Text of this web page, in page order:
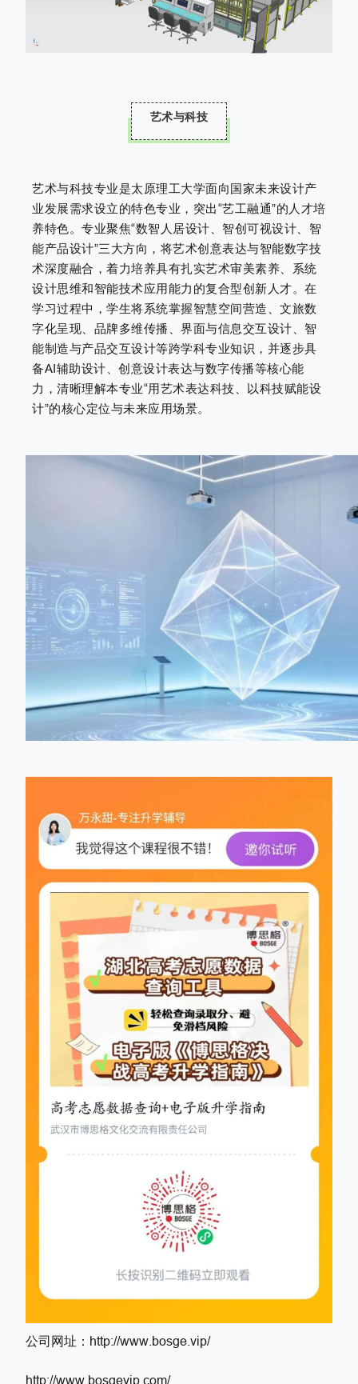
艺术与科技
艺术与科技专业是太原理工大学面向国家未来设计产
业发展需求设立的特色专业，突出“艺工融通”的人才培
养特色。专业聚焦“数智人居设计、智创可视设计、智
能产品设计”三大方向，将艺术创意表达与智能数字技
术深度融合，着力培养具有扎实艺术审美素养、系统
设计思维和智能技术应用能力的复合型创新人才。在
学习过程中，学生将系统掌握智慧空间营造、文旅数
字化呈现、品牌多维传播、界面与信息交互设计、智
能制造与产品交互设计等跨学科专业知识，并逐步具
备AI辅助设计、创意设计表达与数字传播等核心能
力，清晰理解本专业“用艺术表达科技、以科技赋能设
计”的核心定位与未来应用场景。
公司网址：http://www.bosge.vip/
http://www.bosgevip.com/